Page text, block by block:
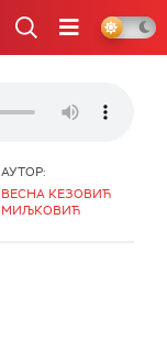
АУТОР:
ВЕСНА КЕЗОВИЋ
МИЉКОВИЋ